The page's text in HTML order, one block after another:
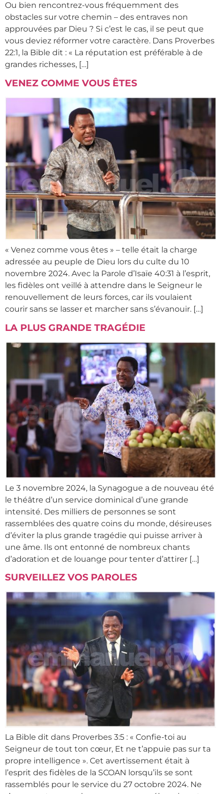
Ou bien rencontrez-vous fréquemment des
obstacles sur votre chemin – des entraves non
approuvées par Dieu ? Si c’est le cas, il se peut que
vous deviez réformer votre caractère. Dans Proverbes
22:1, la Bible dit : « La réputation est préférable à de
grandes richesses, […]
VENEZ COMME VOUS ÊTES
« Venez comme vous êtes » – telle était la charge
adressée au peuple de Dieu lors du culte du 10
novembre 2024. Avec la Parole d’Isaïe 40:31 à l’esprit,
les fidèles ont veillé à attendre dans le Seigneur le
renouvellement de leurs forces, car ils voulaient
courir sans se lasser et marcher sans s’évanouir. […]
LA PLUS GRANDE TRAGÉDIE
Le 3 novembre 2024, la Synagogue a de nouveau été
le théâtre d’un service dominical d’une grande
intensité. Des milliers de personnes se sont
rassemblées des quatre coins du monde, désireuses
d’éviter la plus grande tragédie qui puisse arriver à
une âme. Ils ont entonné de nombreux chants
d’adoration et de louange pour tenter d’attirer […]
SURVEILLEZ VOS PAROLES
La Bible dit dans Proverbes 3:5 : « Confie-toi au
Seigneur de tout ton cœur, Et ne t’appuie pas sur ta
propre intelligence ». Cet avertissement était à
l’esprit des fidèles de la SCOAN lorsqu’ils se sont
rassemblés pour le service du 27 octobre 2024. Ne